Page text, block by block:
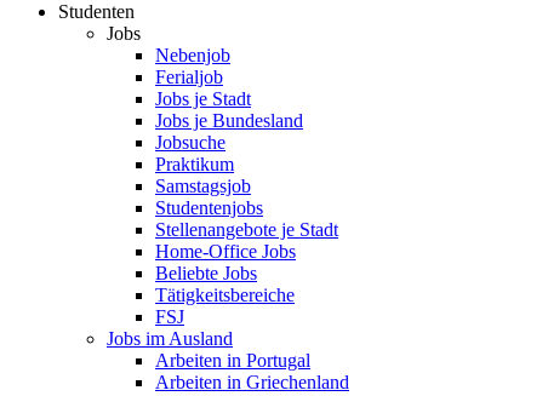
Studenten
Jobs
Nebenjob
Ferialjob
Jobs je Stadt
Jobs je Bundesland
Jobsuche
Praktikum
Samstagsjob
Studentenjobs
Stellenangebote je Stadt
Home-Office Jobs
Beliebte Jobs
Tätigkeitsbereiche
FSJ
Jobs im Ausland
Arbeiten in Portugal
Arbeiten in Griechenland